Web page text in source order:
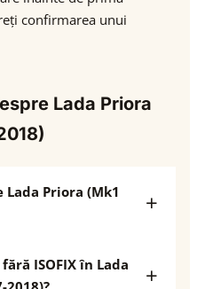
confirmarea unui
Lada Priora
Lada Priora (Mk1
ISOFIX în Lada